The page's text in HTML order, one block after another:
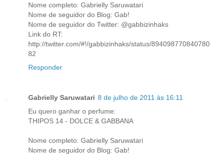
Nome completo: Gabrielly Saruwatari
Nome de seguidor do Blog: Gab!
Nome de seguidor do Twitter: @gabbizinhaks
Link do RT:
http://twitter.com/#!/gabbizinhaks/status/894098770840780
82
Responder
Gabrielly Saruwatari 8 de julho de 2011 às 16:11
Eu quero ganhar o perfume:
THIPOS 14 - DOLCE & GABBANA
Nome completo: Gabrielly Saruwatari
Nome de seguidor do Blog: Gab!